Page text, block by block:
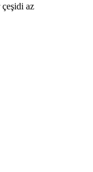
az